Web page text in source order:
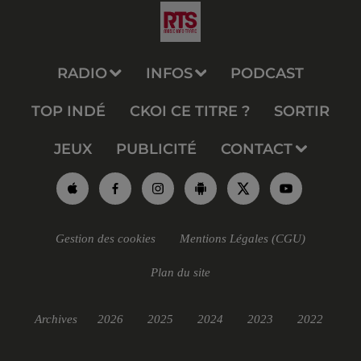
RADIO INFOS PODCAST
TOP INDÉ CKOI CE TITRE ? SORTIR
JEUX PUBLICITÉ CONTACT
Gestion des cookies Mentions Légales (CGU)
Plan du site
Archives 2026 2025 2024 2023 2022